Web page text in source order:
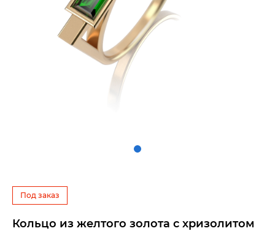
Под заказ
Кольцо из желтого золота с хризолитом